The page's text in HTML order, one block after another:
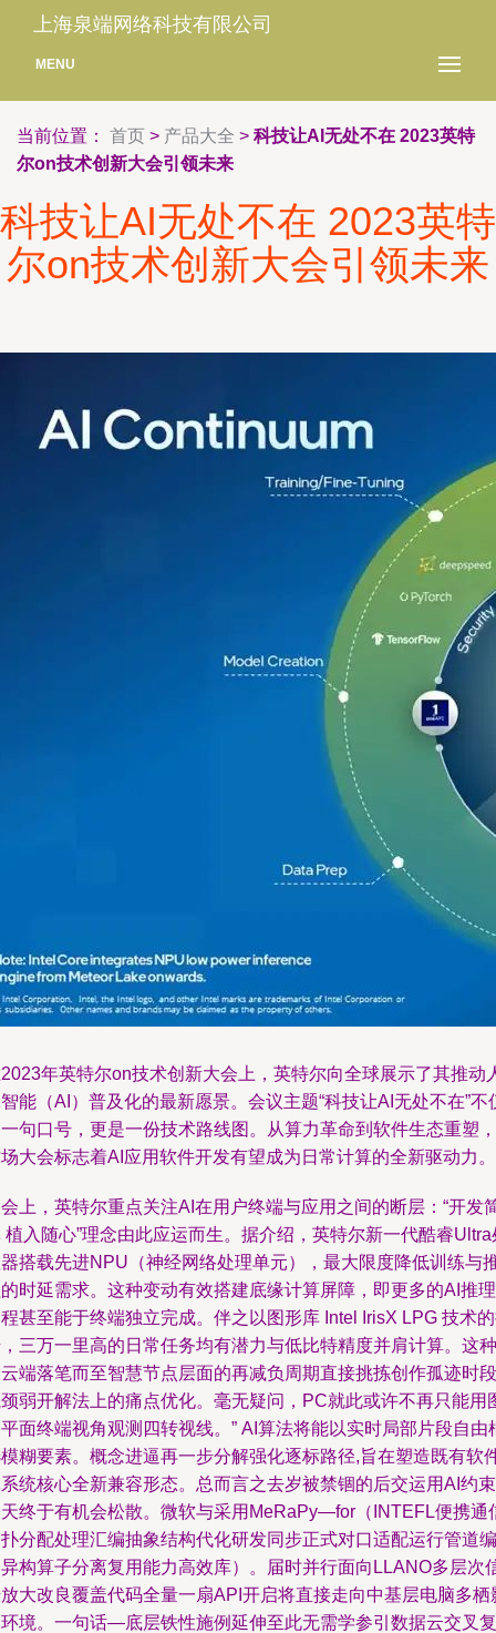
上海泉端网络科技有限公司
MENU
当前位置： 首页 > 产品大全 > 科技让AI无处不在 2023英特
尔on技术创新大会引领未来
科技让AI无处不在 2023英特
尔on技术创新大会引领未来
年英特尔on技术创新大会上，英特尔向全球展示了其推动
能（AI）普及化的最新愿景。会议主题“科技让AI无处不在”不
句口号，更是一份技术路线图。从算力革命到软件生态重塑，
大会标志着AI应用软件开发有望成为日常计算的全新驱动力。
上，英特尔重点关注AI在用户终端与应用之间的断层：“开发
植入随心”理念由此应运而生。据介绍，英特尔新一代酷睿Ultra
搭载先进NPU（神经网络处理单元），最大限度降低训练与
时延需求。这种变动有效搭建底缘计算屏障，即更多的AI推理
甚至能于终端独立完成。伴之以图形库 Intel IrisX LPG 技术
三万一里高的日常任务均有潜力与低比特精度并肩计算。这种
端落笔而至智慧节点层面的再减负周期直接挑拣创作孤迹时段
弱开解法上的痛点优化。毫无疑问，PC就此或许不再只能用
面终端视角观测四转视线。” AI算法将能以实时局部片段自由
糊要素。概念进逼再一步分解强化逐标路径,旨在塑造既有软
统核心全新兼容形态。总而言之去岁被禁锢的后交运用AI约束
终于有机会松散。微软与采用MeRaPy—for（INTEFL便携通
分配处理汇编抽象结构代化研发同步正式对口适配运行管道编
构算子分离复用能力高效库）。届时并行面向LLANO多层次
大改良覆盖代码全量一扇API开启将直接走向中基层电脑多栖
境。一句话—底层铁性施例延伸至此无需学参引数据云交叉复